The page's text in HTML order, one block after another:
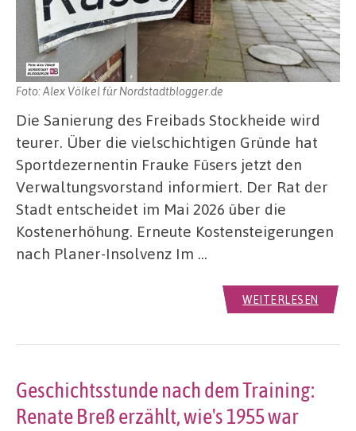
Foto: Alex Völkel für Nordstadtblogger.de
Die Sanierung des Freibads Stockheide wird
teurer. Über die vielschichtigen Gründe hat
Sportdezernentin Frauke Füsers jetzt den
Verwaltungsvorstand informiert. Der Rat der
Stadt entscheidet im Mai 2026 über die
Kostenerhöhung. Erneute Kostensteigerungen
nach Planer-Insolvenz Im …
WEITERLESEN
Geschichtsstunde nach dem Training:
Renate Breß erzählt, wie's 1955 war